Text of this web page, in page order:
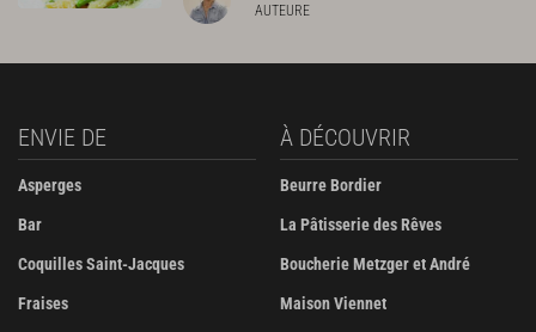
AUTEURE
ENVIE DE
Asperges
Bar
Coquilles Saint-Jacques
Fraises
À DÉCOUVRIR
Beurre Bordier
La Pâtisserie des Rêves
Boucherie Metzger et André
Maison Viennet